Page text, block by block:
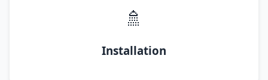
🚿
Installation